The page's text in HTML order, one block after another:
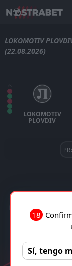
LOKOMOTIV
(22.08.2026)
LOKOMOTIV
PLOVDIV
Registro gratuito,
18
Sí, tengo